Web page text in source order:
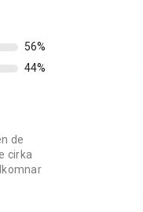
44%
56%
de
cirka